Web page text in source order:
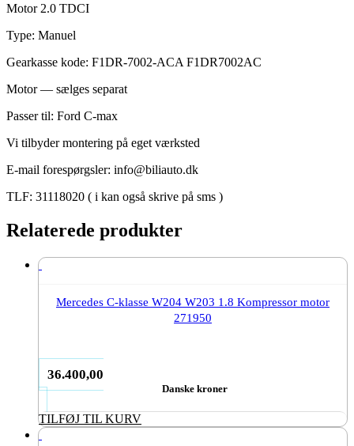
ACA
Motor 2.0 TDCI
Type: Manuel
Gearkasse kode: F1DR-7002-ACA F1DR7002AC
Motor — sælges separat
Passer til: Ford C-max
Vi tilbyder montering på eget værksted
E-mail forespørgsler: info@biliauto.dk
TLF: 31118020 ( i kan også skrive på sms )
Relaterede produkter
Mercedes C-klasse W204 W203 1.8 Kompressor motor
271950
36.400,00
Danske kroner
TILFØJ TIL KURV